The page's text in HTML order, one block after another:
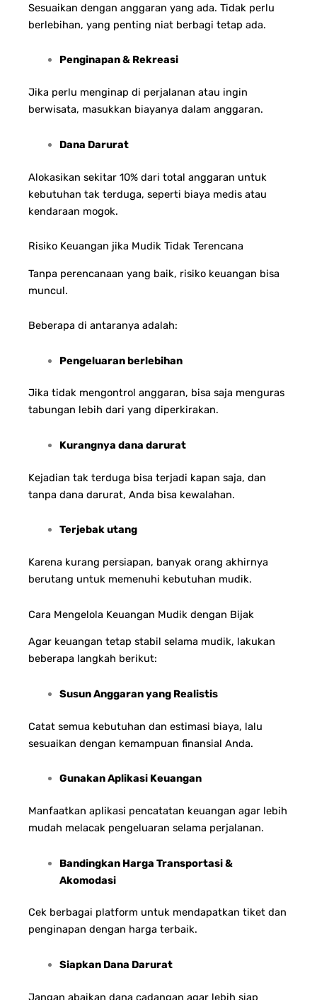
Sesuaikan dengan anggaran yang ada. Tidak perlu
berlebihan, yang penting niat berbagi tetap ada.
Penginapan & Rekreasi
Jika perlu menginap di perjalanan atau ingin
berwisata, masukkan biayanya dalam anggaran.
Dana Darurat
Alokasikan sekitar 10% dari total anggaran untuk
kebutuhan tak terduga, seperti biaya medis atau
kendaraan mogok.
Risiko Keuangan jika Mudik Tidak Terencana
Tanpa perencanaan yang baik, risiko keuangan bisa
muncul.
Beberapa di antaranya adalah:
Pengeluaran berlebihan
Jika tidak mengontrol anggaran, bisa saja menguras
tabungan lebih dari yang diperkirakan.
Kurangnya dana darurat
Kejadian tak terduga bisa terjadi kapan saja, dan
tanpa dana darurat, Anda bisa kewalahan.
Terjebak utang
Karena kurang persiapan, banyak orang akhirnya
berutang untuk memenuhi kebutuhan mudik.
Cara Mengelola Keuangan Mudik dengan Bijak
Agar keuangan tetap stabil selama mudik, lakukan
beberapa langkah berikut:
Susun Anggaran yang Realistis
Catat semua kebutuhan dan estimasi biaya, lalu
sesuaikan dengan kemampuan finansial Anda.
Gunakan Aplikasi Keuangan
Manfaatkan aplikasi pencatatan keuangan agar lebih
mudah melacak pengeluaran selama perjalanan.
Bandingkan Harga Transportasi &
Akomodasi
Cek berbagai platform untuk mendapatkan tiket dan
penginapan dengan harga terbaik.
Siapkan Dana Darurat
Jangan abaikan dana cadangan agar lebih siap